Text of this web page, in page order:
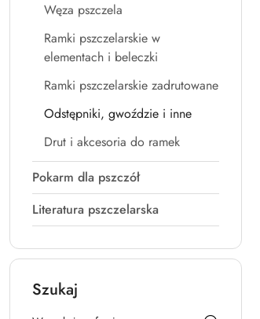
Węza pszczela
Ramki pszczelarskie w
elementach i beleczki
Ramki pszczelarskie zadrutowane
Odstępniki, gwoździe i inne
Drut i akcesoria do ramek
Pokarm dla pszczół
Literatura pszczelarska
Szukaj